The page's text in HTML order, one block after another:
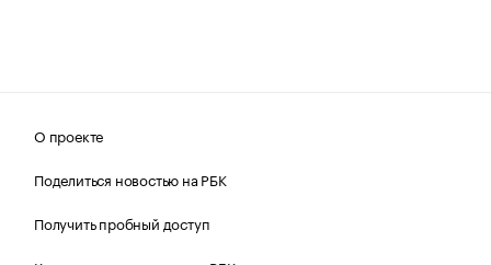
О проекте
Поделиться новостью на РБК
Получить пробный доступ